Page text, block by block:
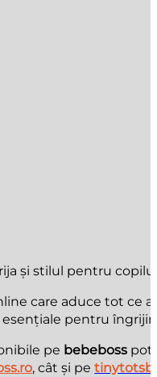
și stilul pentru
care aduce tot ce
esențiale pentru
pe bebeboss pot
, cât și pe